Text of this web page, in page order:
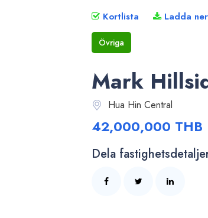
Kortlista Ladda ner
Övriga
Mark
Hua Hin Central
42,000,000 THB
Dela